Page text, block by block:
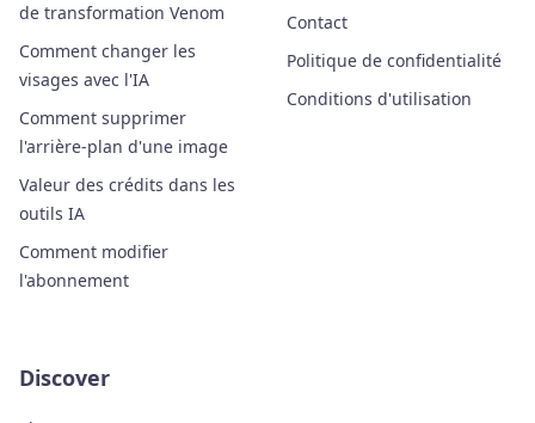
de transformation Venom
Comment changer les
visages avec l'IA
Comment supprimer
l'arrière-plan d'une image
Valeur des crédits dans les
outils IA
Comment modifier
l'abonnement
Contact
Politique de confidentialité
Conditions d'utilisation
Discover